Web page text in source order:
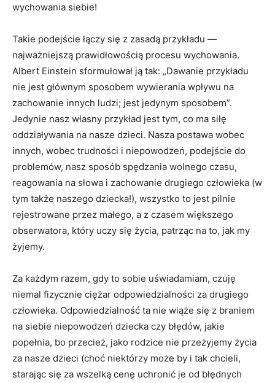
wychowania siebie!
Takie podejście łączy się z zasadą przykładu —
najważniejszą prawidłowością procesu wychowania.
Albert Einstein sformułował ją tak: „Dawanie przykładu
nie jest głównym sposobem wywierania wpływu na
zachowanie innych ludzi; jest jedynym sposobem”.
Jedynie nasz własny przykład jest tym, co ma siłę
oddziaływania na nasze dzieci. Nasza postawa wobec
innych, wobec trudności i niepowodzeń, podejście do
problemów, nasz sposób spędzania wolnego czasu,
reagowania na słowa i zachowanie drugiego człowieka (w
tym także naszego dziecka!), wszystko to jest pilnie
rejestrowane przez małego, a z czasem większego
obserwatora, który uczy się życia, patrząc na to, jak my
żyjemy.
Za każdym razem, gdy to sobie uświadamiam, czuję
niemal fizycznie ciężar odpowiedzialności za drugiego
człowieka. Odpowiedzialność ta nie wiąże się z braniem
na siebie niepowodzeń dziecka czy błędów, jakie
popełnia, bo przecież, jako rodzice nie przeżyjemy życia
za nasze dzieci (choć niektórzy może by i tak chcieli,
starając się za wszelką cenę uchronić je od błędnych